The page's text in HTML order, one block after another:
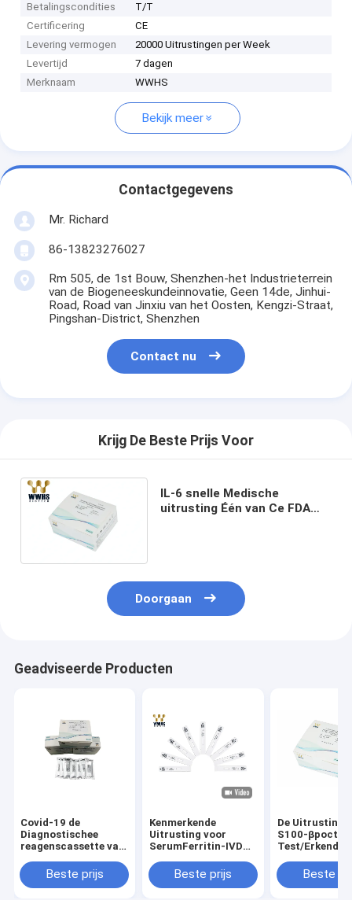
Betalingscondities
T/T
Certificering
CE
Levering vermogen
20000 Uitrustingen per Week
Levertijd
7 dagen
Merknaam
WWHS
Bekijk meer
Contactgegevens
Mr. Richard
86-13823276027
Rm 505, de 1st Bouw, Shenzhen-het Industrieterrein
van de Biogeneeskundeinnovatie, Geen 14de, Jinhui-
Road, Road van Jinxiu van het Oosten, Kengzi-Straat,
Pingshan-District, Shenzhen
Contact nu
Krijg De Beste Prijs Voor
IL-6 snelle Medische
uitrusting Één van Ce FDA
Doorgaan
Geadviseerde Producten
Covid-19 de
Diagnostischee
reagenscassette van
van de Antigeen
Snelle Test
Beste prijs
Kenmerkende
Uitrusting voor
SerumFerritin-IVD
Testuitrusting
Beschikbare Bloed
Beste prijs
De Uitrusting
S100-βpoct
Test/Erkend
Kit ISO 13485
Beste